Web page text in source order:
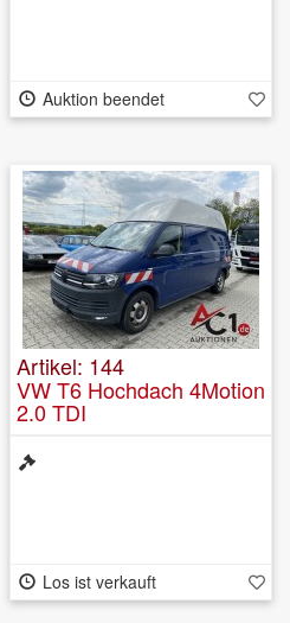
Auktion beendet
Artikel: 144
VW T6 Hochdach 4Motion
2.0 TDI
Los ist verkauft